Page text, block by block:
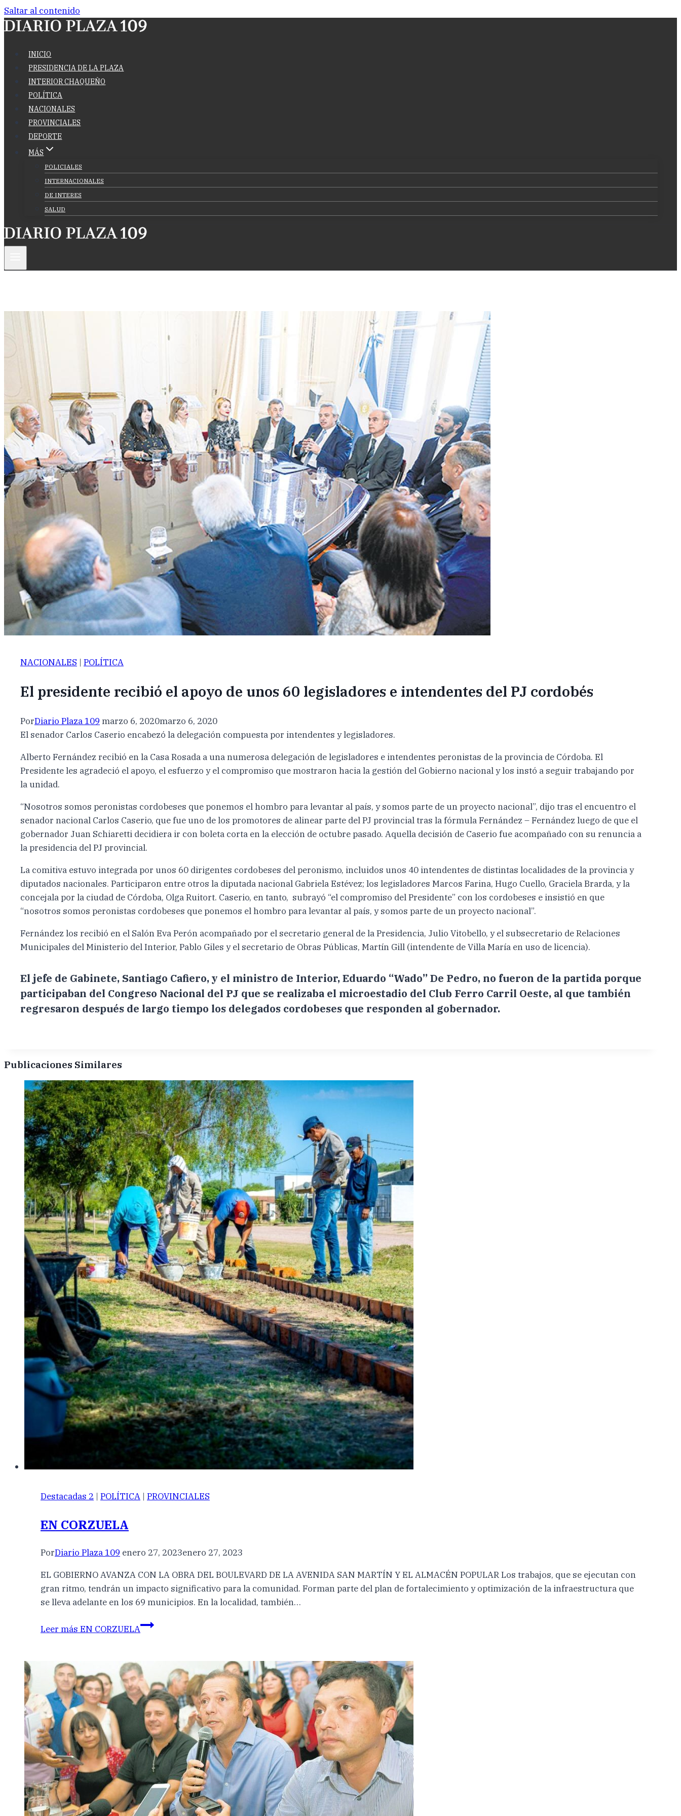
Saltar al contenido
INICIO
PRESIDENCIA DE LA PLAZA
INTERIOR CHAQUEÑO
POLÍTICA
NACIONALES
PROVINCIALES
DEPORTE
MÁS
POLICIALES
INTERNACIONALES
DE INTERES
SALUD
NACIONALES | POLÍTICA
El presidente recibió el apoyo de unos 60 legisladores e intendentes del PJ cordobés
PorDiario Plaza 109 marzo 6, 2020marzo 6, 2020
El senador Carlos Caserio encabezó la delegación compuesta por intendentes y legisladores.
Alberto Fernández recibió en la Casa Rosada a una numerosa delegación de legisladores e intendentes peronistas de la provincia de Córdoba. El
Presidente les agradeció el apoyo, el esfuerzo y el compromiso que mostraron hacia la gestión del Gobierno nacional y los instó a seguir trabajando por
la unidad.
“Nosotros somos peronistas cordobeses que ponemos el hombro para levantar al país, y somos parte de un proyecto nacional”, dijo tras el encuentro el
senador nacional Carlos Caserio, que fue uno de los promotores de alinear parte del PJ provincial tras la fórmula Fernández – Fernández luego de que el
gobernador Juan Schiaretti decidiera ir con boleta corta en la elección de octubre pasado. Aquella decisión de Caserio fue acompañado con su renuncia a
la presidencia del PJ provincial.
La comitiva estuvo integrada por unos 60 dirigentes cordobeses del peronismo, incluidos unos 40 intendentes de distintas localidades de la provincia y
diputados nacionales. Participaron entre otros la diputada nacional Gabriela Estévez; los legisladores Marcos Farina, Hugo Cuello, Graciela Brarda, y la
concejala por la ciudad de Córdoba, Olga Ruitort. Caserio, en tanto, subrayó “el compromiso del Presidente” con los cordobeses e insistió en que
“nosotros somos peronistas cordobeses que ponemos el hombro para levantar al país, y somos parte de un proyecto nacional”.
Fernández los recibió en el Salón Eva Perón acompañado por el secretario general de la Presidencia, Julio Vitobello, y el subsecretario de Relaciones
Municipales del Ministerio del Interior, Pablo Giles y el secretario de Obras Públicas, Martín Gill (intendente de Villa María en uso de licencia).
El jefe de Gabinete, Santiago Cafiero, y el ministro de Interior, Eduardo “Wado” De Pedro, no fueron de la partida porque
participaban del Congreso Nacional del PJ que se realizaba el microestadio del Club Ferro Carril Oeste, al que también
regresaron después de largo tiempo los delegados cordobeses que responden al gobernador.
Publicaciones Similares
Destacadas 2 | POLÍTICA | PROVINCIALES
EN CORZUELA
PorDiario Plaza 109 enero 27, 2023enero 27, 2023
EL GOBIERNO AVANZA CON LA OBRA DEL BOULEVARD DE LA AVENIDA SAN MARTÍN Y EL ALMACÉN POPULAR Los trabajos, que se ejecutan con
gran ritmo, tendrán un impacto significativo para la comunidad. Forman parte del plan de fortalecimiento y optimización de la infraestructura que
se lleva adelante en los 69 municipios. En la localidad, también…
Leer más EN CORZUELA